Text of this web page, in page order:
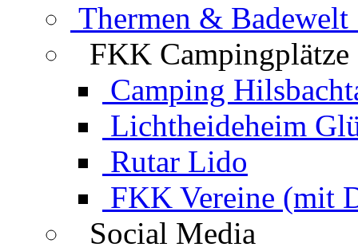
Thermen & Badewelt
FKK Campingplätze
Camping
Lichtheideheim
Rutar Lido
FKK Vereine (mit
Social Media